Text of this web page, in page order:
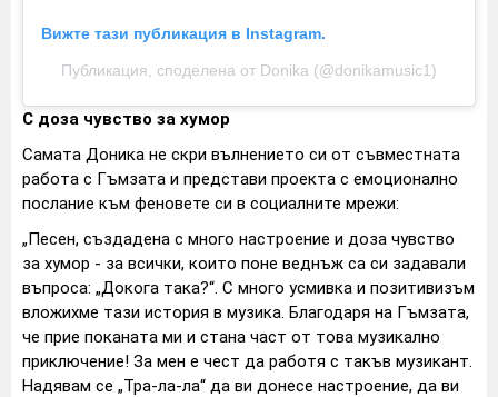
Вижте тази публикация в Instagram.
Публикация, споделена от Donika (@donikamusic1)
С доза чувство за хумор
Самата Доника не скри вълнението си от съвместната
работа с Гъмзата и представи проекта с емоционално
послание към феновете си в социалните мрежи:
„Песен, създадена с много настроение и доза чувство
за хумор - за всички, които поне веднъж са си задавали
въпроса: „Докога така?“. С много усмивка и позитивизъм
вложихме тази история в музика. Благодаря на Гъмзата,
че прие поканата ми и стана част от това музикално
приключение! За мен е чест да работя с такъв музикант.
Надявам се „Тра-ла-ла“ да ви донесе настроение, да ви